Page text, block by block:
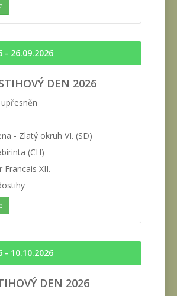
- 26.09.2026
DEN 2026
- Zlatý okruh VI. (SD)
(CH)
XII.
- 10.10.2026
DEN 2026